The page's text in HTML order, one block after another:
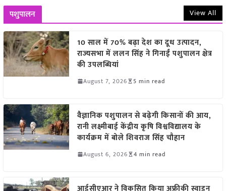
पशुपालन View All
10 साल में 70% बढ़ा देश का दूध उत्पादन,
राज्यसभा में ललन सिंह ने गिनाईं पशुपालन क्षेत्र
की उपलब्धियां
August 7, 2026 5 min read
वैज्ञानिक पशुपालन से बढ़ेगी किसानों की आय,
रानी लक्ष्मीबाई केंद्रीय कृषि विश्वविद्यालय के
कार्यक्रम में बोले शिवराज सिंह चौहान
August 6, 2026 4 min read